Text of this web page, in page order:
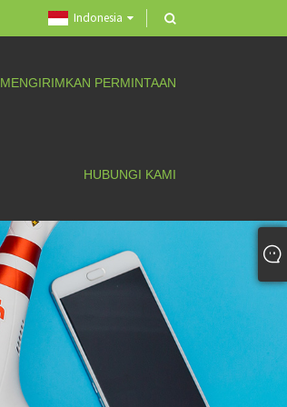
Indonesia
MENGIRIMKAN PERMINTAAN
HUBUNGI KAMI